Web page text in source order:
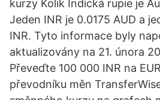
kurzy Kolik Indická rupie je
Jeden INR je 0.0175 AUD a
INR. Tyto informace byly
aktualizovány na 21. února
Převeďte 100 000 INR na
převodníku měn